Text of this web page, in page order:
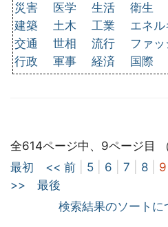
災害
医学 生活 衛生
建築
土木 工業 エネル
交通
世相 流行 ファ
行政
軍事 経済 国際
全614ページ中、9ページ目
最初
<< 前 5 6 7 8 9
>>
最後
検索結果のソートに